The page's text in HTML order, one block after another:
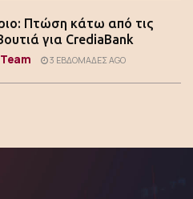
Πτώση κάτω από τις
για CrediaBank
3 ΕΒΔΟΜΆΔΕΣ AGO